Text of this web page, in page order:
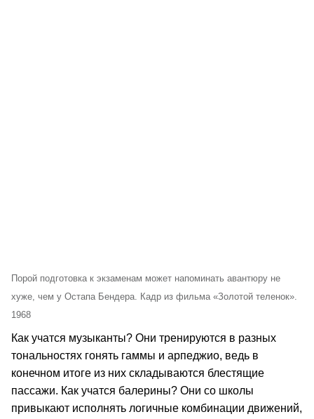
Порой подготовка к экзаменам может напоминать авантюру не
хуже, чем у Остапа Бендера. Кадр из фильма «Золотой теленок».
1968
Как учатся музыканты? Они тренируются в разных
тональностях гонять гаммы и арпеджио, ведь в
конечном итоге из них складываются блестящие
пассажи. Как учатся балерины? Они со школы
привыкают исполнять логичные комбинации движений,